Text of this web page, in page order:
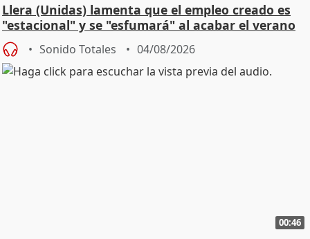
Llera (Unidas) lamenta que el empleo creado es
"estacional" y se "esfumará" al acabar el verano
Sonido Totales 04/08/2026
00:46